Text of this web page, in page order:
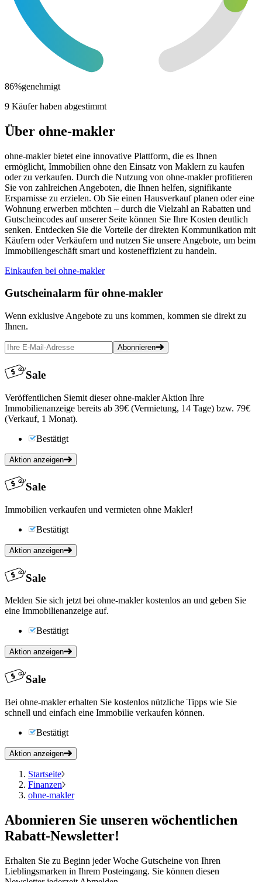
86%genehmigt
9 Käufer haben abgestimmt
Über ohne-makler
ohne-makler bietet eine innovative Plattform, die es Ihnen
ermöglicht, Immobilien ohne den Einsatz von Maklern zu kaufen
oder zu verkaufen. Durch die Nutzung von ohne-makler profitieren
Sie von zahlreichen Angeboten, die Ihnen helfen, signifikante
Ersparnisse zu erzielen. Ob Sie einen Hausverkauf planen oder eine
Wohnung erwerben möchten – durch die Vielzahl an Rabatten und
Gutscheincodes auf unserer Seite können Sie Ihre Kosten deutlich
senken. Entdecken Sie die Vorteile der direkten Kommunikation mit
Käufern oder Verkäufern und nutzen Sie unsere Angebote, um beim
Immobiliengeschäft smart und kosteneffizient zu handeln.
Einkaufen bei ohne-makler
Gutscheinalarm für ohne-makler
Wenn exklusive Angebote zu uns kommen, kommen sie direkt zu
Ihnen.
Abonnieren
Sale
Veröffentlichen Siemit dieser ohne-makler Aktion Ihre
Immobilienanzeige bereits ab 39€ (Vermietung, 14 Tage) bzw. 79€
(Verkauf, 1 Monat).
Bestätigt
Aktion anzeigen
Sale
Immobilien verkaufen und vermieten ohne Makler!
Bestätigt
Aktion anzeigen
Sale
Melden Sie sich jetzt bei ohne-makler kostenlos an und geben Sie
eine Immobilienanzeige auf.
Bestätigt
Aktion anzeigen
Sale
Bei ohne-makler erhalten Sie kostenlos nützliche Tipps wie Sie
schnell und einfach eine Immobilie verkaufen können.
Bestätigt
Aktion anzeigen
Startseite
Finanzen
ohne-makler
Abonnieren Sie unseren wöchentlichen
Rabatt-Newsletter!
Erhalten Sie zu Beginn jeder Woche Gutscheine von Ihren
Lieblingsmarken in Ihrem Posteingang. Sie können diesen